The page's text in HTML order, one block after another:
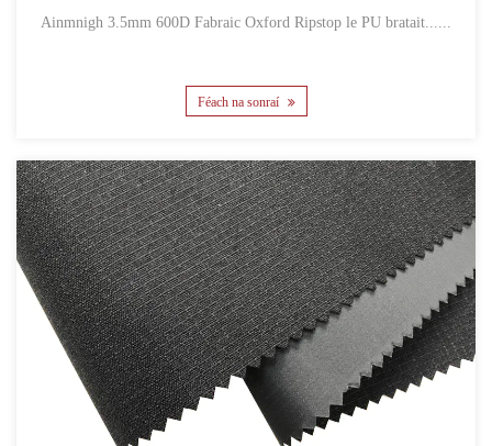
Ainmnigh 3.5mm 600D Fabraic Oxford Ripstop le PU bratait......
Féach na sonraí